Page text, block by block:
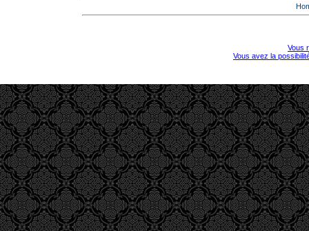
Vous
Vous avez la